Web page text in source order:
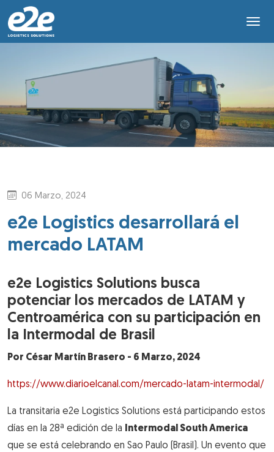
06 Marzo, 2024
e2e Logistics desarrollará el
mercado LATAM
e2e Logistics Solutions busca
potenciar los mercados de LATAM y
Centroamérica con su participación en
la Intermodal de Brasil
Por César Martín Brasero - 6 Marzo, 2024
https://www.diarioelcanal.com/mercado-latam-intermodal/
La transitaria e2e Logistics Solutions está participando estos
días en la 28ª edición de la
Intermodal South America
que se está celebrando en Sao Paulo (Brasil). Un evento que